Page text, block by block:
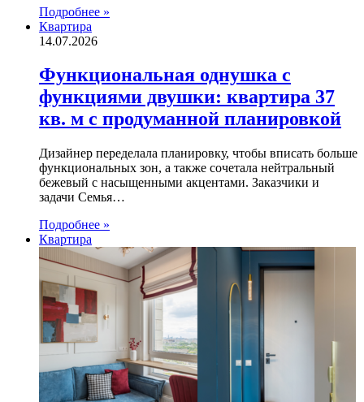
Подробнее »
Квартира
14.07.2026
Функциональная однушка с
функциями двушки: квартира 37
кв. м с продуманной планировкой
Дизайнер переделала планировку, чтобы вписать больше
функциональных зон, а также сочетала нейтральный
бежевый с насыщенными акцентами. Заказчики и
задачи Семья…
Подробнее »
Квартира